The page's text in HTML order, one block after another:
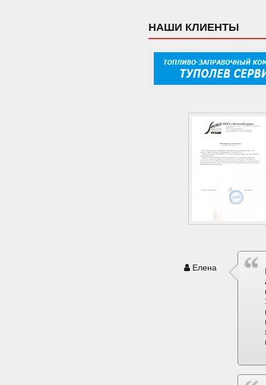
НАШИ КЛИЕНТЫ
Елена